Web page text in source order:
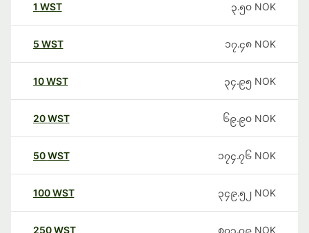
1 WST ၃.၅၀ NOK
5 WST ၁၇.၄၈ NOK
10WST ၃၄.၉၅ NOK
20WST ၆၉.၉၀ NOK
50WST ၁၇၄.၇၆ NOK
100WST ၃၄၉.၅၂ NOK
250WST ၈၇၃.၇၉ NOK